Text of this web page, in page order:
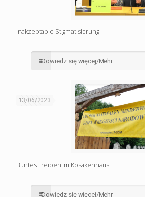
Inakzeptable Stigmatisierung
Dowiedz się więcej/Mehr
13/06/2023
Buntes Treiben im Kosakenhaus
Dowiedz się więcej/Mehr